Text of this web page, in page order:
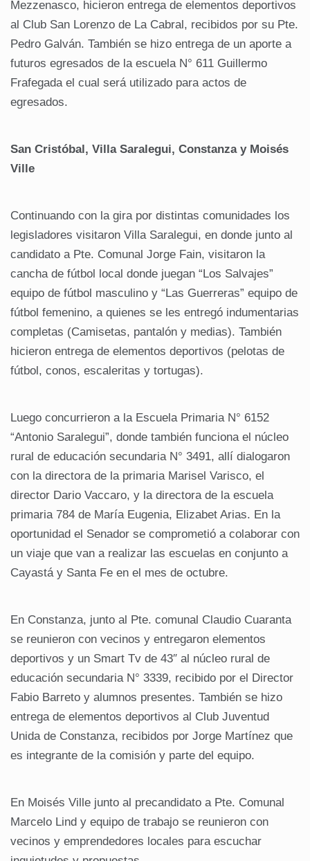
Mezzenasco, hicieron entrega de elementos deportivos
al Club San Lorenzo de La Cabral, recibidos por su Pte.
Pedro Galván. También se hizo entrega de un aporte a
futuros egresados de la escuela N° 611 Guillermo
Frafegada el cual será utilizado para actos de
egresados.
San Cristóbal, Villa Saralegui, Constanza y Moisés
Ville
Continuando con la gira por distintas comunidades los
legisladores visitaron Villa Saralegui, en donde junto al
candidato a Pte. Comunal Jorge Fain, visitaron la
cancha de fútbol local donde juegan “Los Salvajes”
equipo de fútbol masculino y “Las Guerreras” equipo de
fútbol femenino, a quienes se les entregó indumentarias
completas (Camisetas, pantalón y medias). También
hicieron entrega de elementos deportivos (pelotas de
fútbol, conos, escaleritas y tortugas).
Luego concurrieron a la Escuela Primaria N° 6152
“Antonio Saralegui”, donde también funciona el núcleo
rural de educación secundaria N° 3491, allí dialogaron
con la directora de la primaria Marisel Varisco, el
director Dario Vaccaro, y la directora de la escuela
primaria 784 de María Eugenia, Elizabet Arias. En la
oportunidad el Senador se comprometió a colaborar con
un viaje que van a realizar las escuelas en conjunto a
Cayastá y Santa Fe en el mes de octubre.
En Constanza, junto al Pte. comunal Claudio Cuaranta
se reunieron con vecinos y entregaron elementos
deportivos y un Smart Tv de 43″ al núcleo rural de
educación secundaria N° 3339, recibido por el Director
Fabio Barreto y alumnos presentes. También se hizo
entrega de elementos deportivos al Club Juventud
Unida de Constanza, recibidos por Jorge Martínez que
es integrante de la comisión y parte del equipo.
En Moisés Ville junto al precandidato a Pte. Comunal
Marcelo Lind y equipo de trabajo se reunieron con
vecinos y emprendedores locales para escuchar